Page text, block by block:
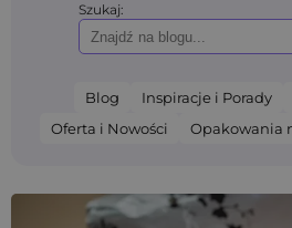
Szukaj:
Blog Inspiracje i Porady
Oferta i Nowości
Opakowania